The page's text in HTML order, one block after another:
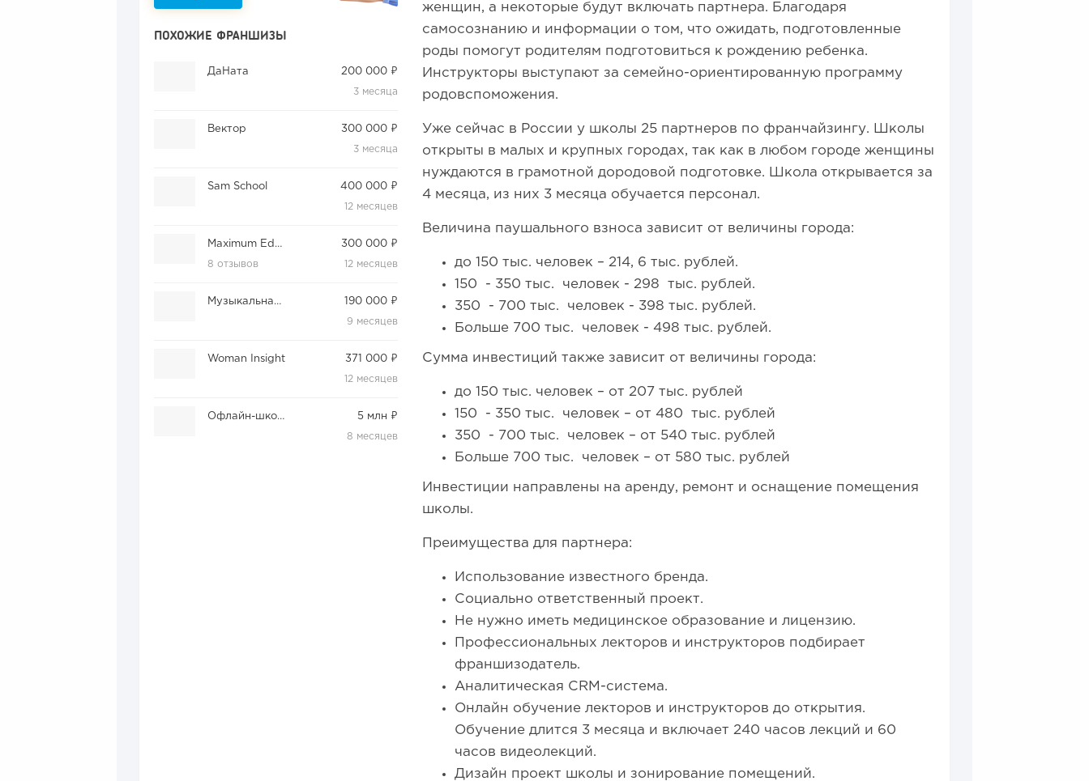
ПОХОЖИЕ ФРАНШИЗЫ
ДаНата 200 000 ₽
3 месяца
Вектор 300 000 ₽
3 месяца
Sam School 400 000 ₽
12 месяцев
Maximum Education
8 отзывов
300 000 ₽
12 месяцев
Музыкальная академия 20-20 190 000 ₽
9 месяцев
Woman Insight 371 000 ₽
12 месяцев
Офлайн-школа Skillbox 5 млн ₽
8 месяцев
женщин, а некоторые будут включать партнера. Благодаря
самосознанию и информации о том, что ожидать, подготовленные
роды помогут родителям подготовиться к рождению ребенка.
Инструкторы выступают за семейно-ориентированную программу
родовспоможения.
Уже сейчас в России у школы 25 партнеров по франчайзингу. Школы
открыты в малых и крупных городах, так как в любом городе женщины
нуждаются в грамотной дородовой подготовке. Школа открывается за
4 месяца, из них 3 месяца обучается персонал.
Величина паушального взноса зависит от величины города:
до 150 тыс. человек – 214, 6 тыс. рублей.
150 - 350 тыс. человек - 298 тыс. рублей.
350 - 700 тыс. человек - 398 тыс. рублей.
Больше 700 тыс. человек - 498 тыс. рублей.
Сумма инвестиций также зависит от величины города:
до 150 тыс. человек – от 207 тыс. рублей
150 - 350 тыс. человек – от 480 тыс. рублей
350 - 700 тыс. человек – от 540 тыс. рублей
Больше 700 тыс. человек – от 580 тыс. рублей
Инвестиции направлены на аренду, ремонт и оснащение помещения
школы.
Преимущества для партнера:
Использование известного бренда.
Социально ответственный проект.
Не нужно иметь медицинское образование и лицензию.
Профессиональных лекторов и инструкторов подбирает
франшизодатель.
Аналитическая CRM-система.
Онлайн обучение лекторов и инструкторов до открытия.
Обучение длится 3 месяца и включает 240 часов лекций и 60
часов видеолекций.
Дизайн проект школы и зонирование помещений.